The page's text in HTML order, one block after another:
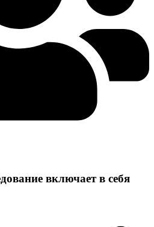
включает в себя